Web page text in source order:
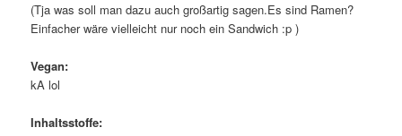
(Tja was soll man dazu auch großartig sagen.Es sind Ramen?
Einfacher wäre vielleicht nur noch ein Sandwich :p )
Vegan:
kA lol
Inhaltsstoffe: